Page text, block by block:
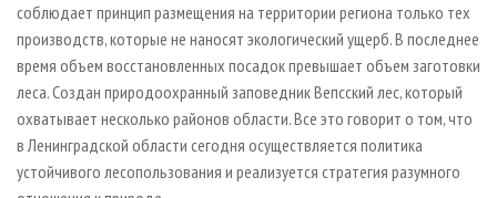
соблюдает принцип размещения на территории региона только тех
производств, которые не наносят экологический ущерб. В последнее
время объем восстановленных посадок превышает объем заготовки
леса. Создан природоохранный заповедник Вепсский лес, который
охватывает несколько районов области. Все это говорит о том, что
в Ленинградской области сегодня осуществляется политика
устойчивого лесопользования и реализуется стратегия разумного